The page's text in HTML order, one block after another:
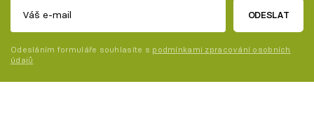
ODESLAT
Odesláním formuláře souhlasíte s podmínkami zpracování osobních
údajů